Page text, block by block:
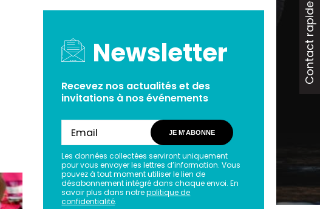
Newsletter
Recevez nos actualités et des
invitations à nos événements
JE M'ABONNE
Les données collectées serviront uniquement
pour vous envoyer les lettres d’information. Vous
pouvez à tout moment utiliser le lien de
désabonnement intégré dans chaque envoi. En
savoir plus dans notrepolitique de
confidentialité.
Contact rapide